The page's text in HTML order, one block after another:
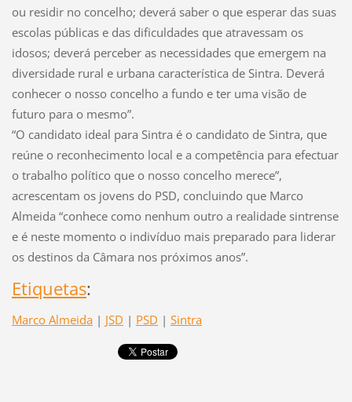
ou residir no concelho; deverá saber o que esperar das suas
escolas públicas e das dificuldades que atravessam os
idosos; deverá perceber as necessidades que emergem na
diversidade rural e urbana característica de Sintra. Deverá
conhecer o nosso concelho a fundo e ter uma visão de
futuro para o mesmo”.
“O candidato ideal para Sintra é o candidato de Sintra, que
reúne o reconhecimento local e a competência para efectuar
o trabalho político que o nosso concelho merece”,
acrescentam os jovens do PSD, concluindo que Marco
Almeida “conhece como nenhum outro a realidade sintrense
e é neste momento o indivíduo mais preparado para liderar
os destinos da Câmara nos próximos anos”.
Etiquetas:
Marco Almeida | JSD | PSD | Sintra